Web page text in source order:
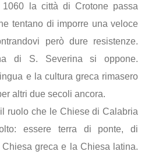
1060 la città di Crotone passa
tentano di imporre una veloce
però dure resistenze.
di S. Severina si oppone.
e la cultura greca rimasero
altri due secoli ancora.
ruolo che le Chiese di Calabria
essere terra di ponte, di
greca e la Chiesa latina.